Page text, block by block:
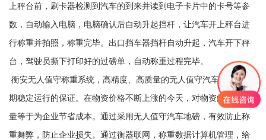
上秤台前，刷卡器检测到汽车的到来并读到电子卡片中的卡号等参
数，自动输入电脑，电脑确认后自动升起挡杆，让汽车开上秤台进
行称重并拍照，称重完毕。出口挡车器挡杆自动升起，汽车开下秤
台，驾驶员撕下打印好的过磅单，自动称重过程完毕。
衡安无人值守称重系统，高精度、高质量的无人值守汽车地磅，长
期稳定运行的保证。在物资价格不断上涨的今天，对物资的精确计
量等于为企业节省成本。通过采用无人值守汽车地磅，有效防止称
重舞弊，防止企业损失。通过衡器联网，称重数据计算机管理，给